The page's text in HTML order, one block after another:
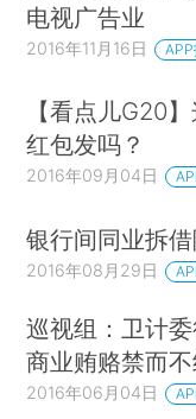
电视广告业
2016年11月16日
【看点儿G20
红包发吗？
2016年09月04日
银行间同业拆
2016年08月29日
巡视组：卫计
商业贿赂禁而
2016年06月04日